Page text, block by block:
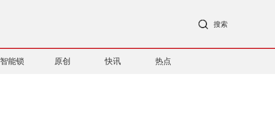
搜索
智能锁 原创 快讯 热点